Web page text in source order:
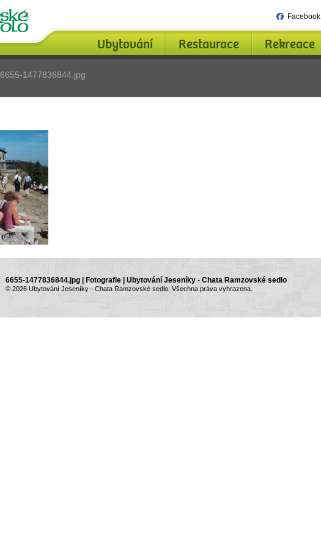
Facebook
Ubytování Restaurace Rekreace
6655-1477836844.jpg
6655-1477836844.jpg | Fotografie | Ubytování Jeseníky - Chata Ramzovské sedlo
© 2026 Ubytování Jeseníky - Chata Ramzovské sedlo. Všechna práva vyhrazena.